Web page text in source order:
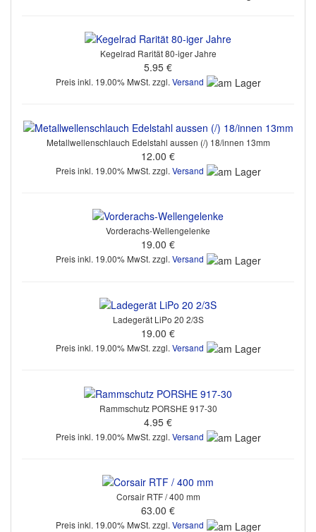
Kegelrad Rarität 80-iger Jahre
5.95 €
Preis inkl. 19.00% MwSt. zzgl. Versand
Metallwellenschlauch Edelstahl aussen (/) 18/innen 13mm
12.00 €
Preis inkl. 19.00% MwSt. zzgl. Versand
Vorderachs-Wellengelenke
19.00 €
Preis inkl. 19.00% MwSt. zzgl. Versand
Ladegerät LiPo 20 2/3S
19.00 €
Preis inkl. 19.00% MwSt. zzgl. Versand
Rammschutz PORSHE 917-30
4.95 €
Preis inkl. 19.00% MwSt. zzgl. Versand
Corsair RTF / 400 mm
63.00 €
Preis inkl. 19.00% MwSt. zzgl. Versand